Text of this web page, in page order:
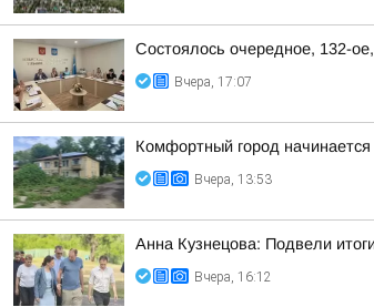
Состоялось очередное, 132-
Вчера, 17:07
Комфортный город начинается
Вчера, 13:53
Анна Кузнецова: Подвели
Вчера, 16:12